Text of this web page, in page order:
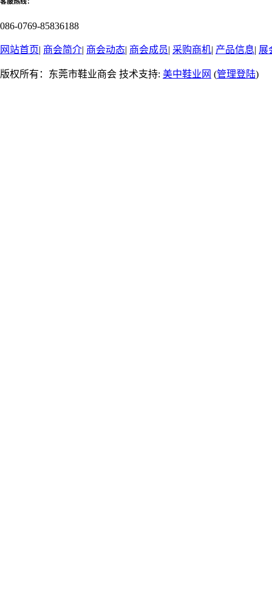
客服热线：
086-0769-85836188
网站首页 商会简介 商会动态 商会成员 采购商机 产品信息 展
版权所有：东莞市鞋业商会 技术支持: 美中鞋业网 (管理登陆)